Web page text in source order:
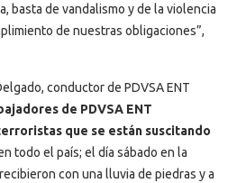
basta de vandalismo y de la violencia
de nuestras obligaciones”,
conductor de PDVSA ENT
de PDVSA ENT
que se están suscitando
todo el país; el día sábado en la
con una lluvia de piedras y a